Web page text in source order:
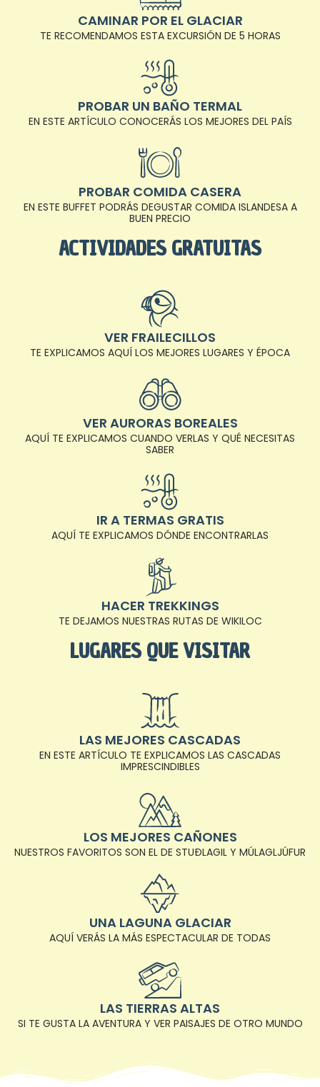
CAMINAR POR EL GLACIAR
TE RECOMENDAMOS ESTA EXCURSIÓN DE 5 HORAS
PROBAR UN BAÑO TERMAL
EN ESTE ARTÍCULO CONOCERÁS LOS MEJORES DEL PAÍS
PROBAR COMIDA CASERA
EN ESTE BUFFET PODRÁS DEGUSTAR COMIDA ISLANDESA A
BUEN PRECIO
ACTIVIDADES GRATUITAS
VER FRAILECILLOS
TE EXPLICAMOS AQUÍ LOS MEJORES LUGARES Y ÉPOCA
VER AURORAS BOREALES
AQUÍ TE EXPLICAMOS CUANDO VERLAS Y QUÉ NECESITAS
SABER
IR A TERMAS GRATIS
AQUÍ TE EXPLICAMOS DÓNDE ENCONTRARLAS
HACER TREKKINGS
TE DEJAMOS NUESTRAS RUTAS DE WIKILOC
LUGARES QUE VISITAR
LAS MEJORES CASCADAS
EN ESTE ARTÍCULO TE EXPLICAMOS LAS CASCADAS
IMPRESCINDIBLES
LOS MEJORES CAÑONES
NUESTROS FAVORITOS SON EL DE STUÐLAGIL Y MÚLAGLJÚFUR
UNA LAGUNA GLACIAR
AQUÍ VERÁS LA MÁS ESPECTACULAR DE TODAS
LAS TIERRAS ALTAS
SI TE GUSTA LA AVENTURA Y VER PAISAJES DE OTRO MUNDO